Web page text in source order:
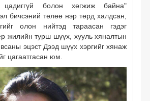
болон хөгжиж байна"
бичсэний төлөө нэр төрд халдсан,
олон нийтэд тараасан гэдэг
жилийн турш шүүх, хууль хяналтын
эцэст Дээд шүүх хэргийг хянаж
цагаатгасан юм.